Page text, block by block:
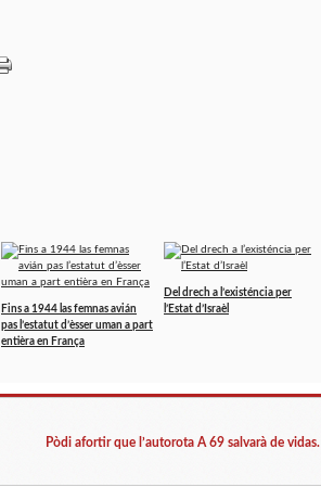
Fins a 1944 las femnas avián
pas l’estatut d’èsser uman a part
entièra en França
Del drech a l’existéncia per
l’Estat d’Israèl
Pòdi afortir que l’autorota A 69 salvarà de vidas.